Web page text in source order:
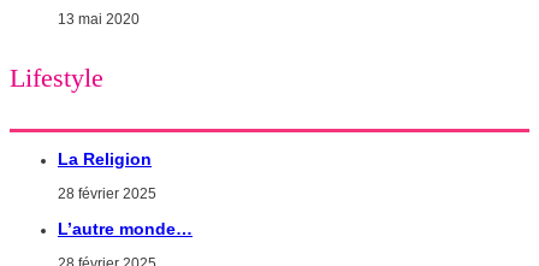
13 mai 2020
Lifestyle
La Religion
28 février 2025
L’autre monde…